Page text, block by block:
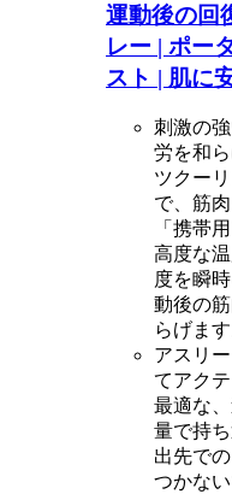
運動後の回
レー | ポー
スト | 肌に
刺激の
労を和
ツクー
で、筋
「携帯
高度な
度を瞬
動後の
らげます
アスリ
てアク
最適な
量で持
出先で
つかな